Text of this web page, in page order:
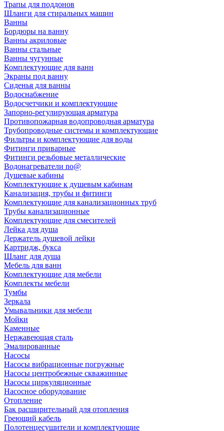
Трапы для поддонов
Шланги для стиральных машин
Ванны
Бордюры на ванну
Ванны акриловые
Ванны стальные
Ванны чугунные
Комплектующие для ванн
Экраны под ванну
Сиденья для ванны
Водоснабжение
Водосчетчики и комплектующие
Запорно-регулирующая арматура
Противопожарная водопроводная арматура
Трубопроводные системы и комплектующие
Фильтры и комплектующие для воды
Фитинги приварные
Фитинги резьбовые металлические
Водонагреватели no@
Душевые кабины
Комплектующие к душевым кабинам
Канализация, трубы и фитинги
Комплектующие для канализационных труб
Трубы канализационные
Комплектующие для смесителей
Лейка для душа
Держатель душевой лейки
Картридж, букса
Шланг для душа
Мебель для ванн
Комплектующие для мебели
Комплекты мебели
Тумбы
Зеркала
Умывальники для мебели
Мойки
Каменные
Нержавеющая сталь
Эмалированные
Насосы
Насосы вибрационные погружные
Насосы центробежные скважинные
Насосы циркуляционные
Насосное оборудование
Отопление
Бак расширительный для отопления
Греющий кабель
Полотенцесушители и комплектующие